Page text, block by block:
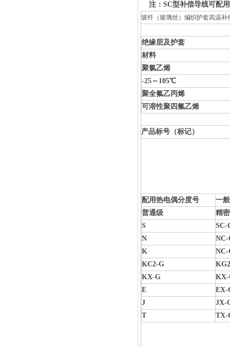
注：SC型补偿导线可配
玻纤（玻璃丝）编织护套高温补
绝缘层及护套
材料
聚氯乙烯
-25～105℃
聚全氟乙丙烯
可溶性聚四氟乙烯
产品标号（标记）
配用热电偶分度号
一
普通级
精
S
SC-
N
NC-
K
NC-
KC2-G
KX-G
KX-
E
EX-
J
JX-
T
TX-